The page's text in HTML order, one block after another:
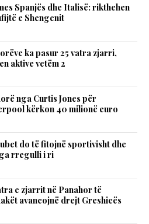
Spanjës dhe Italisë: rikthehen
e Shengenit
ka pasur 25 vatra zjarri,
aktive vetëm 2
nga Curtis Jones për
kërkon 40 milionë euro
do të fitojnë sportivisht dhe
rregulli i ri
e zjarrit në Panahor të
avancojnë drejt Greshicës